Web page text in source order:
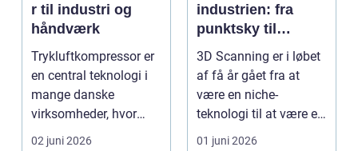
r til industri og
håndværk
Trykluftkompressor er
en central teknologi i
mange danske
virksomheder, hvor
stabil forsyning af try...
02 juni 2026
industrien: fra
punktsky til
præcist
projektgrundlag
3D Scanning er i løbet
af få år gået fra at
være en niche-
teknologi til at være et
helt almindeligt ...
01 juni 2026